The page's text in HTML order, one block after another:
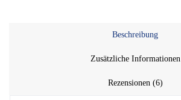
Beschreibung
Zusätzliche Informationen
Rezensionen (6)